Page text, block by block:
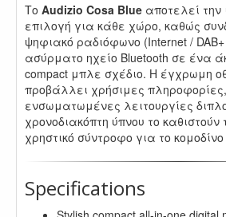
Το Audizio Cosa Blue αποτελεί την
επιλογή για κάθε χώρο, καθώς
ψηφιακό ραδιόφωνο (Internet / DAB+
ασύρματο ηχείο Bluetooth σε ένα
compact μπλε σχέδιο. Η έγχρωμη
προβάλλει χρήσιμες
ενσωματωμένες λειτουργίες
χρονοδιακόπτη ύπνου το καθιστούν
χρηστικό σύντροφο για το
Specifications